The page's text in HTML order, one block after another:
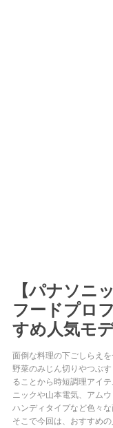
【パナソニ
フードプロ
すめ人気モ
面倒な料理の下ごしらえ
野菜のみじん切りやつぶ
ることから時短調理アイ
ニックや山本電気、アム
ハンディタイプなど色々
そこで今回は、おすすめ